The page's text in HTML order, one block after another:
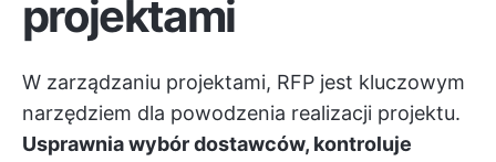
projektami
W zarządzaniu projektami, RFP jest kluczowym
narzędziem dla powodzenia realizacji projektu.
Usprawnia wybór dostawców, kontroluje